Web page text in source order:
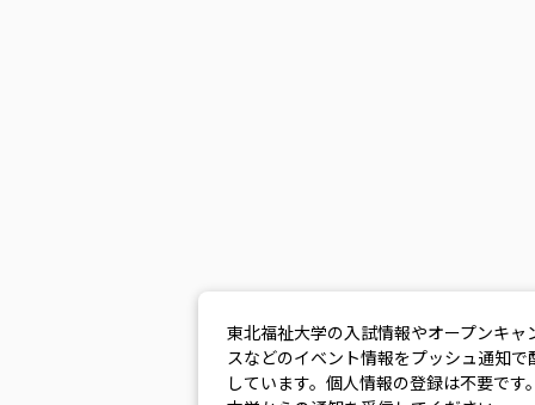
東北福祉大学の入試情報やオープンキャ
スなどのイベント情報をプッシュ通知で
しています。個人情報の登録は不要です